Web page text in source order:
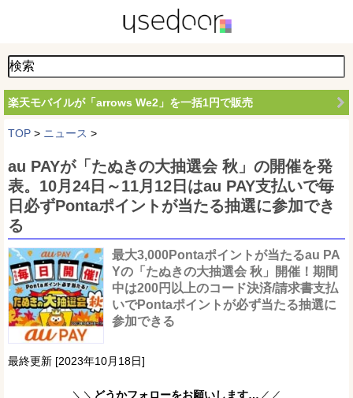
楽天モバイルが「arrows We2」を一括1円で販売
TOP > ニュース >
au PAYが「たぬきの大抽選会 秋」の開催を発
表。10月24日～11月12日はau PAY支払いで毎
日必ずPontaポイントが当たる抽選に参加でき
る
最大3,000Pontaポイントが当たるau PA
Yの「たぬきの大抽選会 秋」開催！期間
中は200円以上のコード決済/請求書支払
いでPontaポイントが必ず当たる抽選に
参加できる
最終更新 [2023年10月18日]
＼＼ どうかフォローをお願いします… ／／